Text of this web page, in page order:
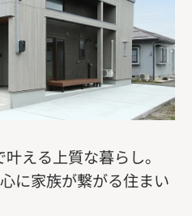
える上質な暮らし。
に家族が繋がる住まい